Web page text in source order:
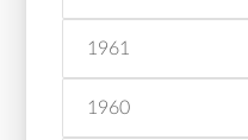
1961
1960